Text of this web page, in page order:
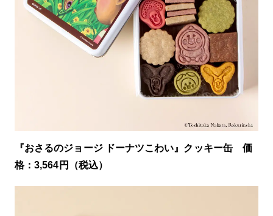
『おさるのジョージ ドーナツこわい』クッキー缶 価
格：3,564円（税込）